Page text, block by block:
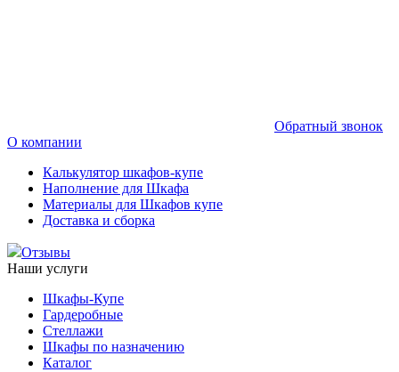
Обратный звонок
О компании
Калькулятор шкафов-купе
Наполнение для Шкафа
Материалы для Шкафов купе
Доставка и сборка
Отзывы
Наши услуги
Шкафы-Купе
Гардеробные
Стеллажи
Шкафы по назначению
Каталог